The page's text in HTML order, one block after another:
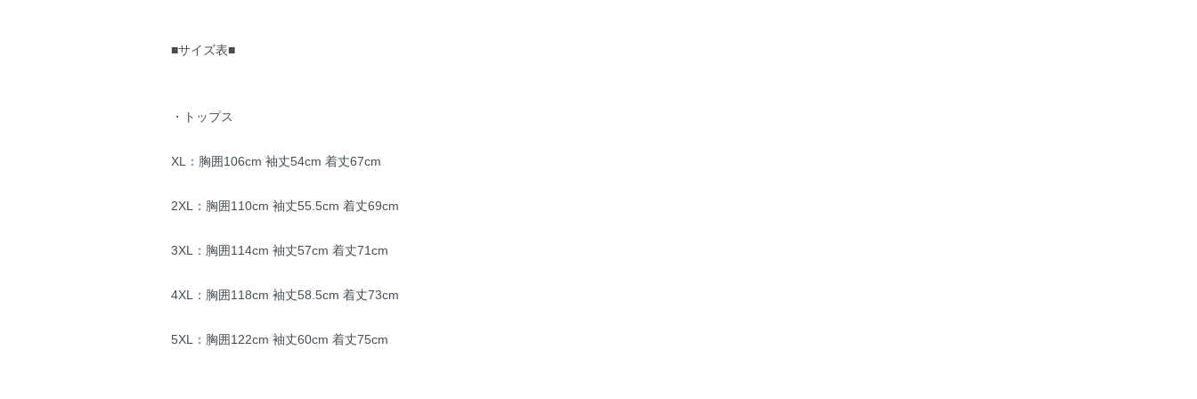
■サイズ表■
・トップス
XL：胸囲106cm 袖丈54cm 着丈67cm
2XL：胸囲110cm 袖丈55.5cm 着丈69cm
3XL：胸囲114cm 袖丈57cm 着丈71cm
4XL：胸囲118cm 袖丈58.5cm 着丈73cm
5XL：胸囲122cm 袖丈60cm 着丈75cm